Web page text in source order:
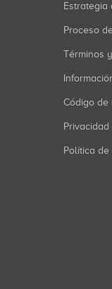
Estrategia
Proceso
Términos
Código de
Privacidad
Política de